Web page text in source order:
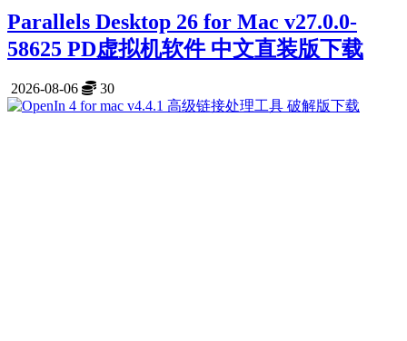
Parallels Desktop 26 for Mac v27.0.0-
58625 PD虚拟机软件 中文直装版下载
2026-08-06 30